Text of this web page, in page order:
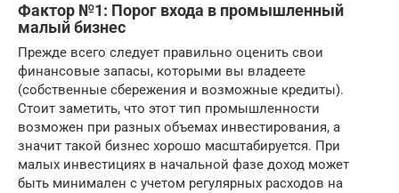
Фактор №1: Порог входа в промышленный
малый бизнес
Прежде всего следует правильно оценить свои
финансовые запасы, которыми вы владеете
(собственные сбережения и возможные кредиты).
Стоит заметить, что этот тип промышленности
возможен при разных объемах инвестирования, а
значит такой бизнес хорошо масштабируется. При
малых инвестициях в начальной фазе доход может
быть минимален с учетом регулярных расходов на